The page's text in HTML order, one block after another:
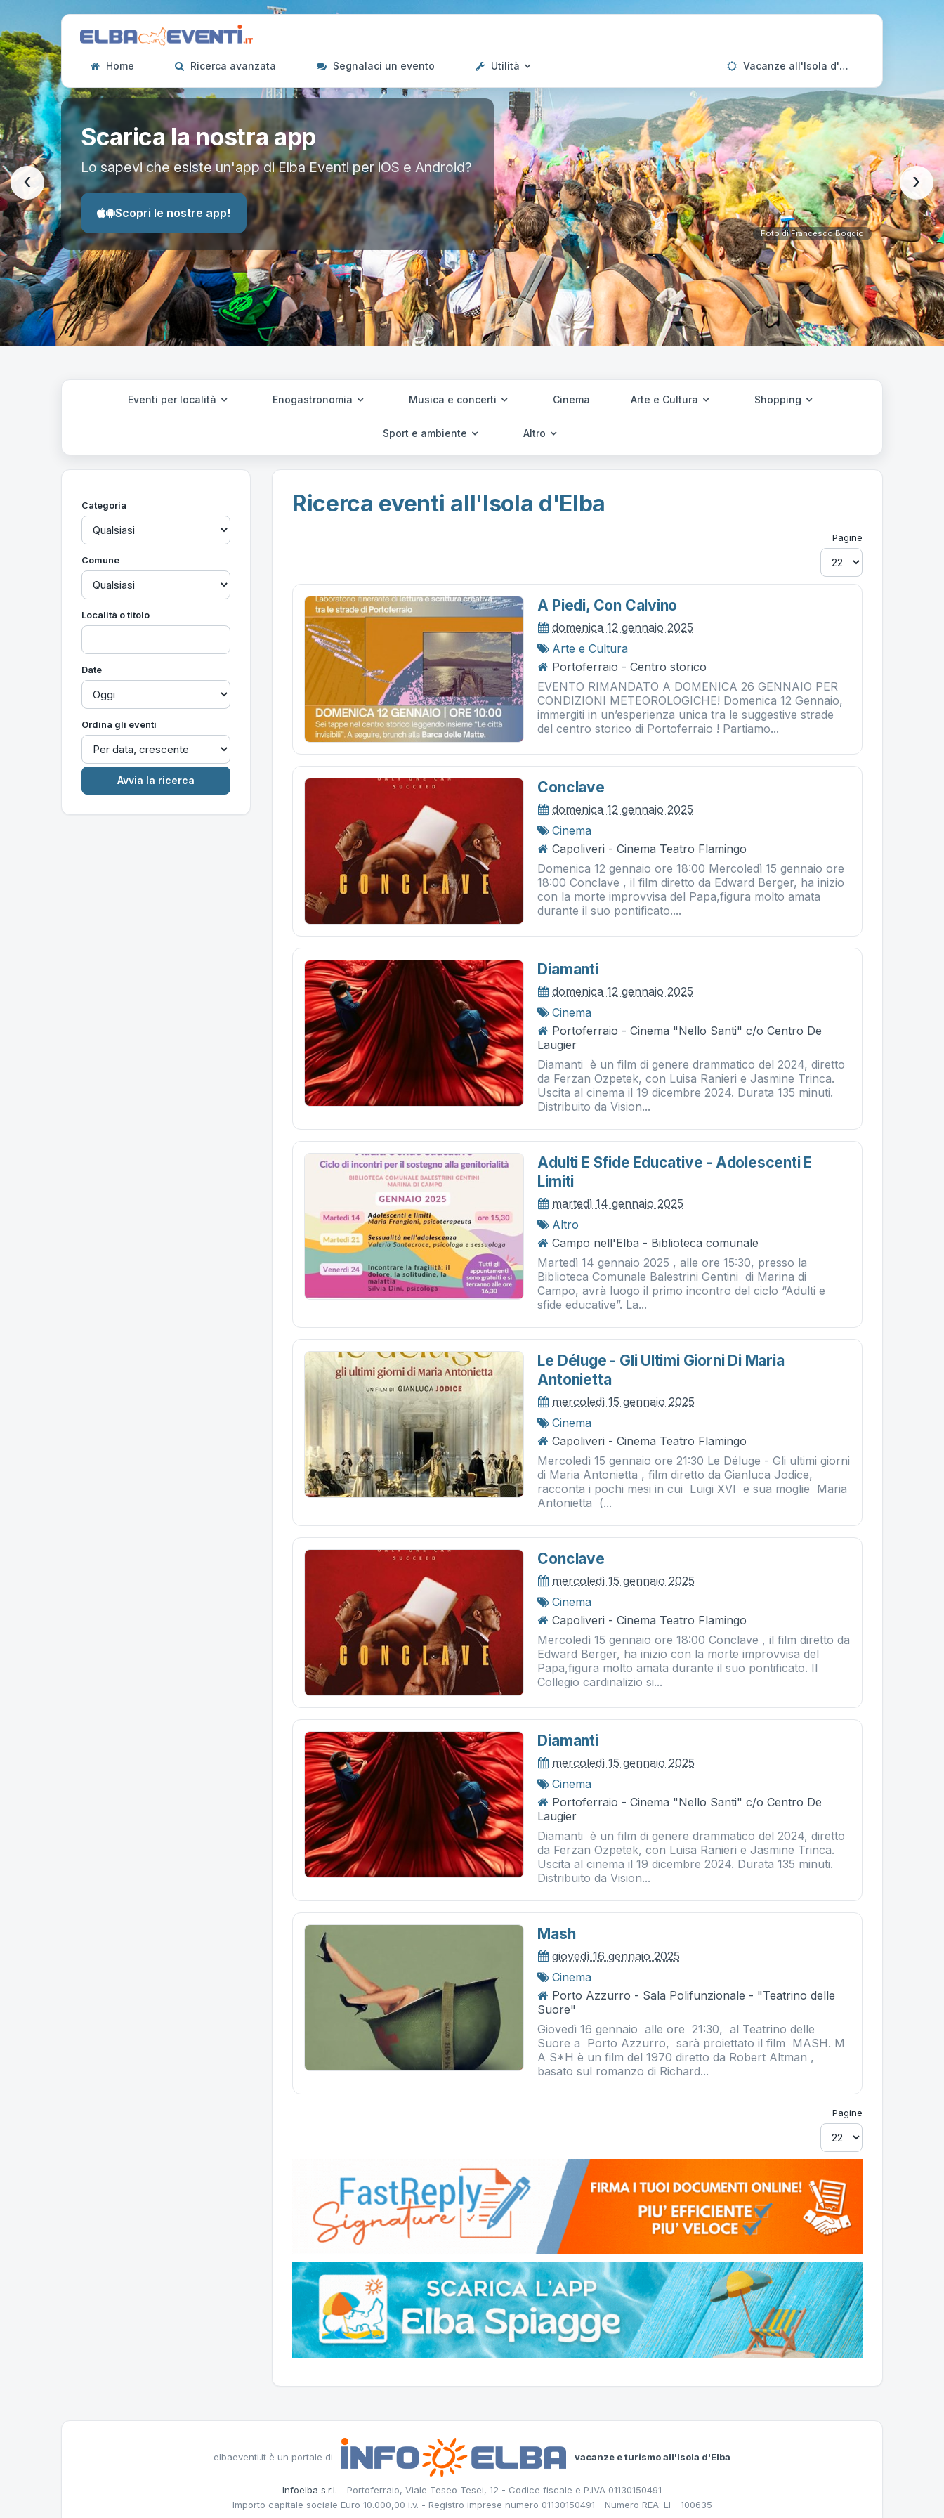
Home Ricerca avanzata Segnalaci un evento Utilità Vacanze all'Isola d'Elba
Scarica la nostra app
Lo sapevi che esiste un'app di Elba Eventi per iOS e Android?
Scopri le nostre app!
Foto di Francesco Boggio
‹ ›
Eventi per località Enogastronomia Musica e concerti Cinema Arte e Cultura Shopping
Sport e ambiente Altro
Categoria
Comune
Località o titolo
Date
Ordina gli eventi
Ricerca eventi all'Isola d'Elba
Pagine
A Piedi, Con Calvino
domenica 12 gennaio 2025
Arte e Cultura
Portoferraio - Centro storico
EVENTO RIMANDATO A DOMENICA 26 GENNAIO PER
CONDIZIONI METEOROLOGICHE! Domenica 12 Gennaio,
immergiti in un’esperienza unica tra le suggestive strade
del centro storico di Portoferraio ! Partiamo...
Conclave
domenica 12 gennaio 2025
Cinema
Capoliveri - Cinema Teatro Flamingo
Domenica 12 gennaio ore 18:00 Mercoledì 15 gennaio ore
18:00 Conclave , il film diretto da Edward Berger, ha inizio
con la morte improvvisa del Papa,figura molto amata
durante il suo pontificato....
Diamanti
domenica 12 gennaio 2025
Cinema
Portoferraio - Cinema "Nello Santi" c/o Centro De
Laugier
Diamanti è un film di genere drammatico del 2024, diretto
da Ferzan Ozpetek, con Luisa Ranieri e Jasmine Trinca.
Uscita al cinema il 19 dicembre 2024. Durata 135 minuti.
Distribuito da Vision...
Adulti E Sfide Educative - Adolescenti E
Limiti
martedì 14 gennaio 2025
Altro
Campo nell'Elba - Biblioteca comunale
Martedì 14 gennaio 2025 , alle ore 15:30, presso la
Biblioteca Comunale Balestrini Gentini di Marina di
Campo, avrà luogo il primo incontro del ciclo “Adulti e
sfide educative”. La...
Le Déluge - Gli Ultimi Giorni Di Maria
Antonietta
mercoledì 15 gennaio 2025
Cinema
Capoliveri - Cinema Teatro Flamingo
Mercoledì 15 gennaio ore 21:30 Le Déluge - Gli ultimi giorni
di Maria Antonietta , film diretto da Gianluca Jodice,
racconta i pochi mesi in cui Luigi XVI e sua moglie Maria
Antonietta (...
Conclave
mercoledì 15 gennaio 2025
Cinema
Capoliveri - Cinema Teatro Flamingo
Mercoledì 15 gennaio ore 18:00 Conclave , il film diretto da
Edward Berger, ha inizio con la morte improvvisa del
Papa,figura molto amata durante il suo pontificato. Il
Collegio cardinalizio si...
Diamanti
mercoledì 15 gennaio 2025
Cinema
Portoferraio - Cinema "Nello Santi" c/o Centro De
Laugier
Diamanti è un film di genere drammatico del 2024, diretto
da Ferzan Ozpetek, con Luisa Ranieri e Jasmine Trinca.
Uscita al cinema il 19 dicembre 2024. Durata 135 minuti.
Distribuito da Vision...
Mash
giovedì 16 gennaio 2025
Cinema
Porto Azzurro - Sala Polifunzionale - "Teatrino delle
Suore"
Giovedì 16 gennaio alle ore 21:30, al Teatrino delle
Suore a Porto Azzurro, sarà proiettato il film MASH. M
A S*H è un film del 1970 diretto da Robert Altman ,
basato sul romanzo di Richard...
Pagine
elbaeventi.it è un portale di vacanze e turismo all'Isola d'Elba
Infoelba s.r.l. - Portoferraio, Viale Teseo Tesei, 12 - Codice fiscale e P.IVA 01130150491
Importo capitale sociale Euro 10.000,00 i.v. - Registro imprese numero 01130150491 - Numero REA: LI - 100635